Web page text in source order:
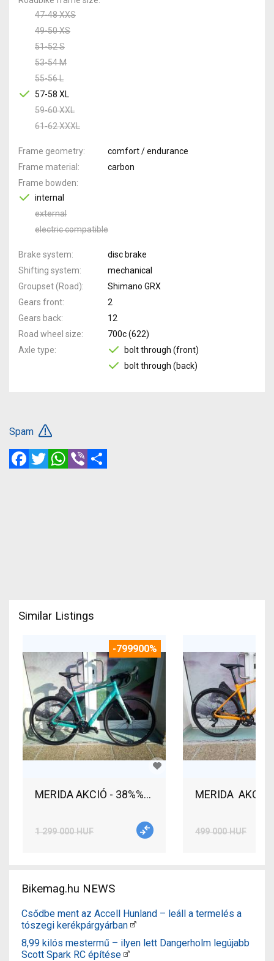
47-48 XXS
49-50 XS
51-52 S
53-54 M
55-56 L
57-58 XL
59-60 XXL
61-62 XXXL
Frame geometry
comfort / endurance
Frame material
carbon
Frame bowden
internal
external
electric compatible
Brake system
disc brake
Shifting system
mechanical
Groupset (Road)
Shimano GRX
Gears front
2
Gears back
12
Road wheel size
700c (622)
Axle type
bolt through (front)
bolt through (back)
Spam
FacebookTwitterWhatsApp
Viber
Similar Listings
-799900%
1 299 000 HUF
MERIDA
499 000 HUF
Bikemag.hu NEWS
Csődbe ment az Accell Hunland – leáll a termelés a
tószegi kerékpárgyárban
8,99 kilós mestermű – ilyen lett Dangerholm legújabb
Scott Spark RC építése